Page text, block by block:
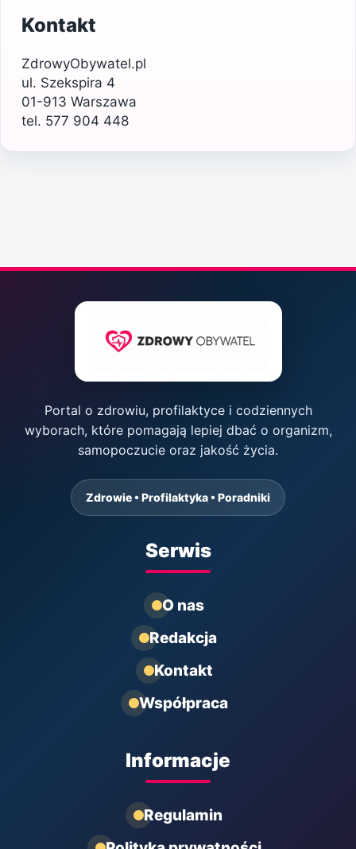
Kontakt
ZdrowyObywatel.pl
ul. Szekspira 4
01-913 Warszawa
tel. 577 904 448
Portal o zdrowiu, profilaktyce i codziennych
wyborach, które pomagają lepiej dbać o organizm,
samopoczucie oraz jakość życia.
Zdrowie • Profilaktyka • Poradniki
Serwis
O nas
Redakcja
Kontakt
Współpraca
Informacje
Regulamin